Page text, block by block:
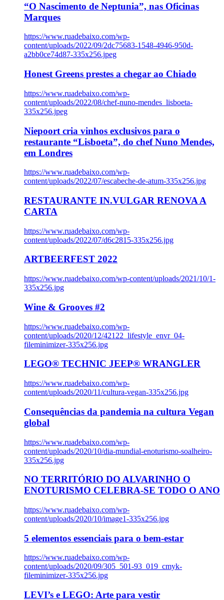
“O Nascimento de Neptunia”, nas Oficinas
Marques
https://www.ruadebaixo.com/wp-
content/uploads/2022/09/2dc75683-1548-4946-950d-
a2bb0ce74d87-335x256.jpeg
Honest Greens prestes a chegar ao Chiado
https://www.ruadebaixo.com/wp-
content/uploads/2022/08/chef-nuno-mendes_lisboeta-
335x256.jpeg
Niepoort cria vinhos exclusivos para o
restaurante “Lisboeta”, do chef Nuno Mendes,
em Londres
https://www.ruadebaixo.com/wp-
content/uploads/2022/07/escabeche-de-atum-335x256.jpg
RESTAURANTE IN.VULGAR RENOVA A
CARTA
https://www.ruadebaixo.com/wp-
content/uploads/2022/07/d6c2815-335x256.jpg
ARTBEERFEST 2022
https://www.ruadebaixo.com/wp-content/uploads/2021/10/1-
335x256.jpg
Wine & Grooves #2
https://www.ruadebaixo.com/wp-
content/uploads/2020/12/42122_lifestyle_envr_04-
fileminimizer-335x256.jpg
LEGO® TECHNIC JEEP® WRANGLER
https://www.ruadebaixo.com/wp-
content/uploads/2020/11/cultura-vegan-335x256.jpg
Consequências da pandemia na cultura Vegan
global
https://www.ruadebaixo.com/wp-
content/uploads/2020/10/dia-mundial-enoturismo-soalheiro-
335x256.jpg
NO TERRITÓRIO DO ALVARINHO O
ENOTURISMO CELEBRA-SE TODO O ANO
https://www.ruadebaixo.com/wp-
content/uploads/2020/10/image1-335x256.jpg
5 elementos essenciais para o bem-estar
https://www.ruadebaixo.com/wp-
content/uploads/2020/09/305_501-93_019_cmyk-
fileminimizer-335x256.jpg
LEVI’s e LEGO: Arte para vestir